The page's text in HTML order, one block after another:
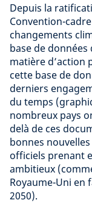
Depuis la
Convention-
changements
base de
matière d’action
cette base de
derniers
du temps
nombreux pays
delà de ces
bonnes
officiels prenant
ambitieux
Royaume-Uni en
2050).